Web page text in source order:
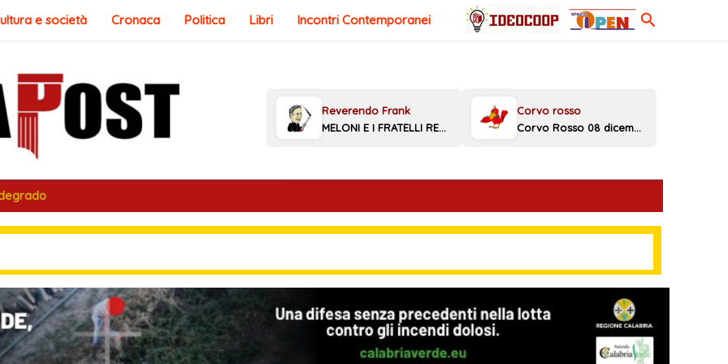
e società Cronaca Politica Libri Incontri Contemporanei Cerca
MELONI E I FRATELLI REGGINI Corvo Rosso 08 dicembre 2025